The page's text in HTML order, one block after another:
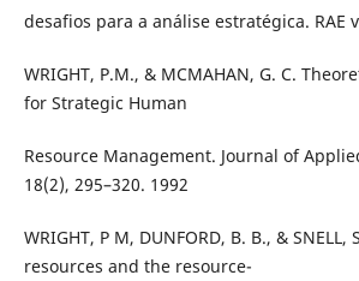
desafios para a análise estratégica. RAE
WRIGHT, P.M., & MCMAHAN, G. C.
for Strategic Human
Resource Management. Journal of
18(2), 295–320. 1992
WRIGHT, P M, DUNFORD, B. B., & SNELL,
resources and the resource-